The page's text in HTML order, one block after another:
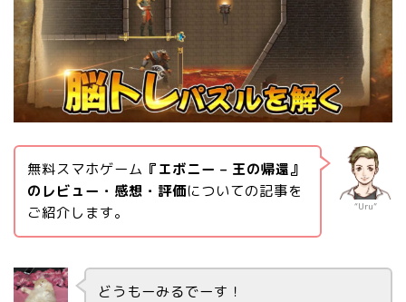
“Uru”
無料スマホゲーム 『エボニー – 王の帰還』
のレビュー・感想・評価についての記事を
ご紹介します。
どうもーみるでーす！